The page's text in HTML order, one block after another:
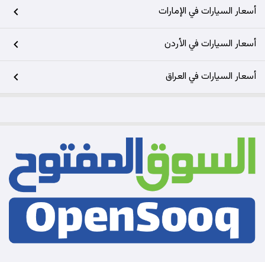
أسعار السيارات في الإمارات
أسعار السيارات في الأردن
أسعار السيارات في العراق